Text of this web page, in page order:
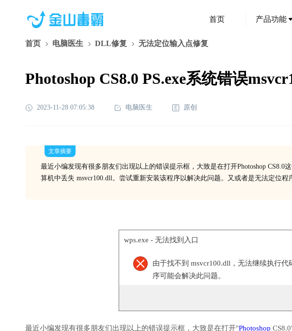
首页 产品功能
首页 电脑医生 DLL修复 无法定位输入点修复
Photoshop CS8.0 PS.exe系统错误
2023-11-28 07:05:38 电脑医生 原创
文章摘要
最近小编发现有很多朋友们出现以上的错误提示框，大致是在打开Photoshop CS8.0
算机中丢失 msvcr100.dll。尝试重新安装该程序以解决此问题。又或者是无法定位程
wps.exe - 无法找到入口
由于找不到 msvcr100.dll，无法继续执行代
序可能会解决此问题。
最近小编发现有很多朋友们出现以上的错误提示框，大致是在打开"Photoshop